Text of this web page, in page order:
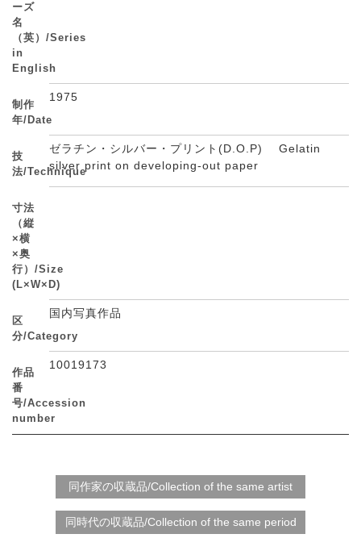
ーズ
名
（英）/Series
in
English
制作
年/Date
1975
技
法/Technique
ゼラチン・シルバー・プリント(D.O.P) Gelatin
silver print on developing-out paper
寸法
（縦
×横
×奥
行）/Size
(L×W×D)
区
分/Category
国内写真作品
作品
番
号/Accession
number
10019173